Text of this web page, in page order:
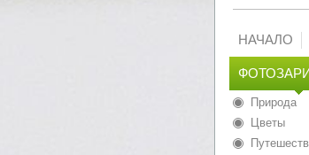
НАЧАЛО
Природа
Цветы